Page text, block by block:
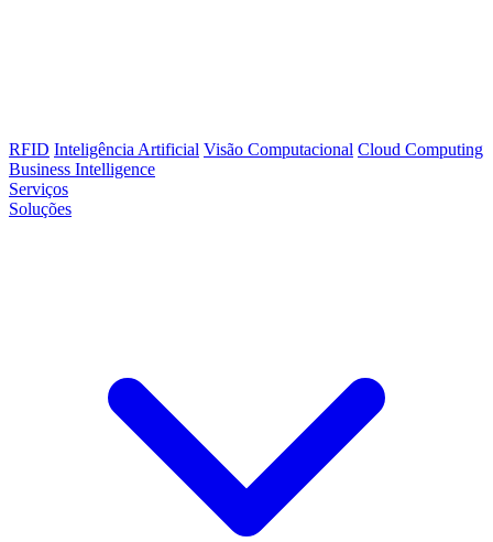
RFID Inteligência Artificial Visão Computacional Cloud Computing
Business Intelligence
Serviços
Soluções